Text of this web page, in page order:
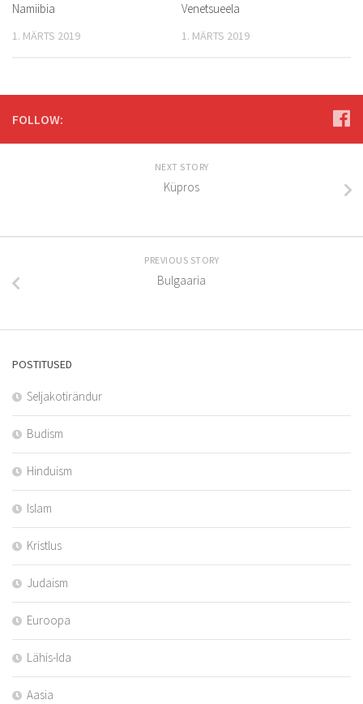
Namiibia
1. MÄRTS 2019
Venetsueela
1. MÄRTS 2019
FOLLOW:
NEXT STORY
Küpros
PREVIOUS STORY
Bulgaaria
POSTITUSED
Seljakotirändur
Budism
Hinduism
Islam
Kristlus
Judaism
Euroopa
Lähis-Ida
Aasia